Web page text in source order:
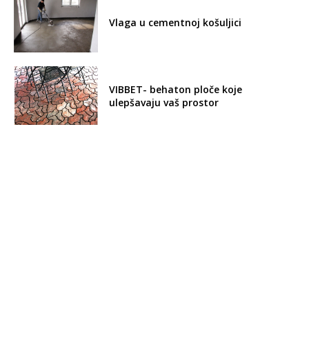
Vlaga u cementnoj košuljici
VIBBET- behaton ploče koje
ulepšavaju vaš prostor